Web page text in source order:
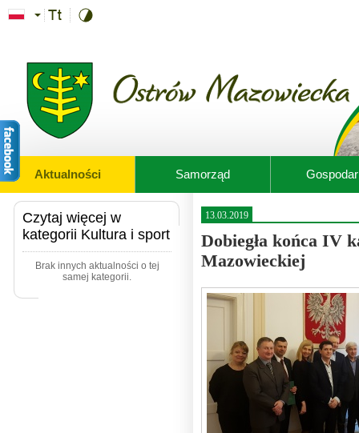
Przejdź do treści
Aktualności Samorząd
Czytaj więcej w
kategorii Kultura i sport
Brak innych aktualności o tej
samej kategorii.
13.03.2019
Dobiegła końca IV
Mazowieckiej